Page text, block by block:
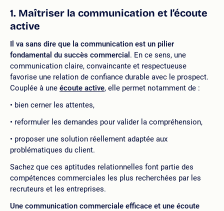
1. Maîtriser la communication et l’écoute
active
Il va sans dire que la communication est un pilier
fondamental du succès commercial . En ce sens, une
communication claire, convaincante et respectueuse
favorise une relation de confiance durable avec le prospect.
Couplée à une écoute active, elle permet notamment de :
bien cerner les attentes,
reformuler les demandes pour valider la compréhension,
proposer une solution réellement adaptée aux
problématiques du client.
Sachez que ces aptitudes relationnelles font partie des
compétences commerciales les plus recherchées par les
recruteurs et les entreprises.
Une communication commerciale efficace et une écoute